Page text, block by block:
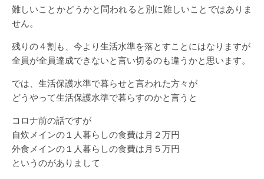
難しいことかどうかと問われると別に難しいことではありま
せん。
残りの４割も、今より生活水準を落とすことにはなりますが
全員が全員達成できないと言い切るのも違うかと思います。
では、生活保護水準で暮らせと言われた方々が
どうやって生活保護水準で暮らすのかと言うと
コロナ前の話ですが
自炊メインの１人暮らしの食費は月２万円
外食メインの１人暮らしの食費は月５万円
というのがありまして